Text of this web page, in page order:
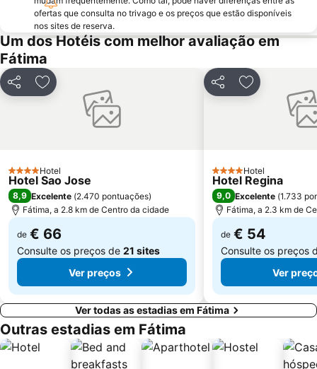
Estação de Caminhos de Ferro do Entroncamento
Praça de Touros de Almeirim
Mosteiro da Batalha
Estação comboios de Leiria
Monumento ao Peregrino em Fátima
Praia do Salgado
Estação de Caminhos de Ferro de Santarém
Complexo Municipal de Piscinas de Leiria
Pia do Urso
Praia de Vale Furado
Pelourinho de Alfeizerão
Complexo Desportivo Municipal de Tomar
Museu Casal de Monte Redondo
Castelo e Convento de Cristo
ofertas que consulta no trivago e os preços que estão disponíveis
nos sites de reserva.
Um dos Hotéis com melhor avaliação em
Fátima
PartilharAdicionar aos favoritos
4 Estrelas
Hotel
Hotel Sao Jose
8,9 Excelente (2.470 pontuações)
Fátima, a 2.8 km de Centro da cidade
de € 66
Consulte os preços de 21 sites
Ver preços
PartilharAdicionar
4 Estrelas
Hotel
Hotel Regina
9,0 Excelente (1.733
Fátima, a 2.3 km de
de € 54
Consulte os preços
Ver
Ver todas as estadias em Fátima
Outras estadias em Fátima